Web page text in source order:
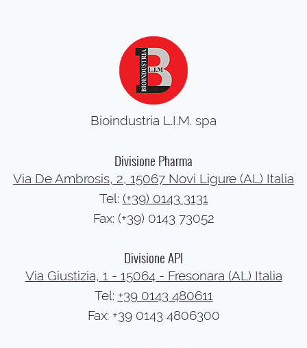
Bioindustria L.I.M. spa
Divisione Pharma
Via De Ambrosis, 2, 15067 Novi Ligure (AL) Italia
Tel: (+39) 0143 3131
Fax: (+39) 0143 73052
Divisione API
Via Giustizia, 1 - 15064 - Fresonara (AL) Italia
Tel: +39 0143 480611
Fax: +39 0143 4806300